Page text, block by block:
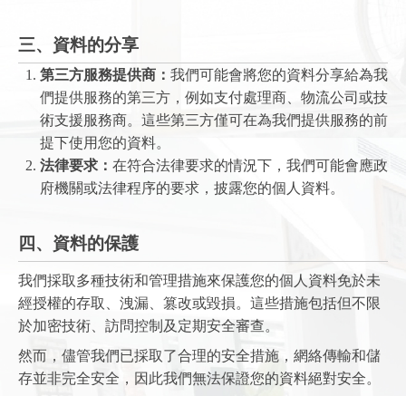
三、資料的分享
第三方服務提供商： 我們可能會將您的資料分享給為我
們提供服務的第三方，例如支付處理商、物流公司或技
術支援服務商。這些第三方僅可在為我們提供服務的前
提下使用您的資料。
法律要求： 在符合法律要求的情況下，我們可能會應政
府機關或法律程序的要求，披露您的個人資料。
四、資料的保護
我們採取多種技術和管理措施來保護您的個人資料免於未
經授權的存取、洩漏、篡改或毀損。這些措施包括但不限
於加密技術、訪問控制及定期安全審查。
然而，儘管我們已採取了合理的安全措施，網絡傳輸和儲
存並非完全安全，因此我們無法保證您的資料絕對安全。